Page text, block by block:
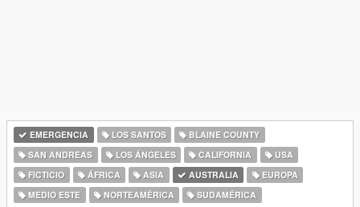
EMERGENCIA LOS SANTOS
BLAINE COUNTY
SAN ANDREAS
LOS ÁNGELES CALIFORNIA
USA
FICTICIO
ÁFRICA ASIA AUSTRALIA
EUROPA
MEDIO ESTE
NORTEAMÉRICA SUDAMÉRICA